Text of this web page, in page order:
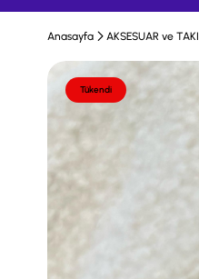
Anasayfa AKSESUAR ve TAKI
Tükendi